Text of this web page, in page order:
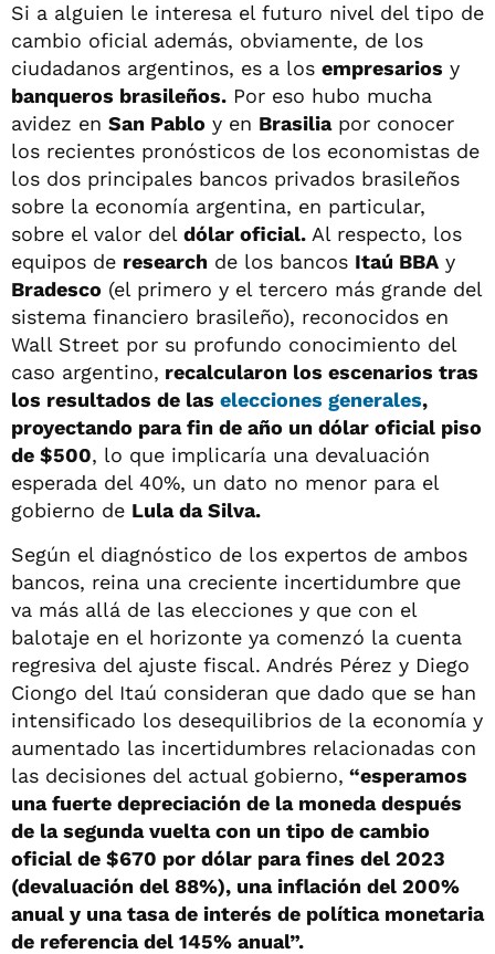
Si a alguien le interesa el futuro nivel del tipo de
cambio oficial además, obviamente, de los
ciudadanos argentinos, es a los empresarios y
banqueros brasileños. Por eso hubo mucha
avidez en San Pablo y en Brasiliapor conocer
los recientes pronósticos de los economistas de
los dos principales bancos privados brasileños
sobre la economía argentina, en particular,
sobre el valor del dólar oficial. Al respecto, los
equipos de research de los bancos Itaú BBA y
Bradesco (el primero y el tercero más grande del
sistema financiero brasileño), reconocidos en
Wall Street por su profundo conocimiento del
caso argentino, recalcularon los escenarios tras
los resultados de las elecciones generales,
proyectando para fin de año un dólar oficial piso
de $500, lo que implicaría una devaluación
esperada del 40%, un dato no menor para el
gobierno de Lula da Silva.
Según el diagnóstico de los expertos de ambos
bancos, reina una creciente incertidumbre que
va más allá de las elecciones y que con el
balotaje en el horizonte ya comenzó la cuenta
regresiva del ajuste fiscal. Andrés Pérez y Diego
Ciongo del Itaú consideran que dado que se han
intensificado los desequilibrios de la economía y
aumentado las incertidumbres relacionadas con
las decisiones del actual gobierno, “esperamos
una fuerte depreciación de la moneda después
de la segunda vuelta con un tipo de cambio
oficial de $670 por dólar para fines del 2023
(devaluación del 88%), una inflación del 200%
anual y una tasa de interés de política monetaria
de referencia del 145% anual”.